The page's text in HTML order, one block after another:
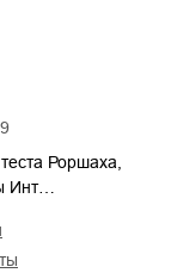
Роршаха,
Инт…